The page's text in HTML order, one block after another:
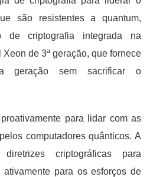
são resistentes a quantum,
de criptografia integrada na
de 3ª geração, que fornece
geração sem sacrificar o
para lidar com as
computadores quânticos. A
criptográficas para
ativamente para os esforços de